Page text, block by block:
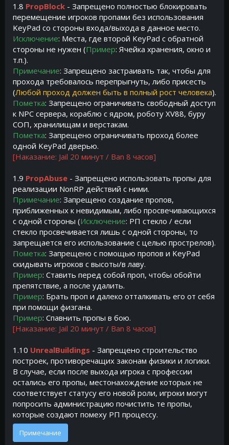
1.8 PropBlock - Запрещено полностью блокировать
перемещение игроков пропами без использования
KeyPad со стороны входа/выхода в данное место.
Исключение: Места, где второй KeyPad с обратной
стороны не нужен (Пример: Ячейка хранения, окно и
т.п.).
Примечание: Запрещено застраивать так, чтобы для
прохода требовалось перепрыгнуть, либо присесть
(Любой проход должен быть в полный рост человека).
Пометка: Запрещено ограничивать свободный доступ
к NPC сервера, кораблю с ядром, роботу XV88, буру
СОП, хранилищам и верстакам.
Пометка: Запрещено ограничивать проход более
одной KeyPad дверью.
[Наказание: Jail 20 минут / Ban 8 часов]
1.9 PropAbuse - Запрещено использовать пропы для
реализации NonRP действий с ними.
Примечание: Запрещено создание пропов,
приближенных к невидимым, либо просвечивающихся
с одной стороны (Исключение: РП стекло / если
стекло просвечивается лишь с одной стороны, то
запрещается его использование с целью прострелов).
Пометка: Запрещено с помощью пропов и KeyPad
скидывать игроков с высоты/в лаву.
Пример: Ставить перед собой проп, чтобы обойти
препятствие, а после удалить.
Пример: Брать проп и далеко отталкивать его от себя
при помощи физгана.
Пример: Спавнить пропы в бою.
[Наказание: Jail 20 минут / Ban 8 часов]
1.10 UnrealBuildings - Запрещено строительство
построек, противоречащих законам физики и логики.
В случае, если после выхода игрока с профессии
остались его пропы, местонахождение которых не
соответствует статусу его новой роли, игроки могут
попросить администрацию почистить те пропы,
которые создают помеху РП процессу.
Примечание